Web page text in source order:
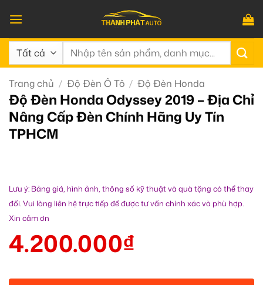
qua
nội
dung
Tìm
Trang chủ / Độ Đèn Ô Tô / Độ Đèn Honda
Độ Đèn Honda Odyssey 2019 – Địa Chỉ
Nâng Cấp Đèn Chính Hãng Uy Tín
TPHCM
Lưu ý: Bảng giá, hình ảnh, thông số kỹ thuật và quà tặng có thể thay
đổi. Vui lòng liên hệ trực tiếp để được tư vấn chính xác và phù hợp.
Xin cảm ơn
4.200.000₫